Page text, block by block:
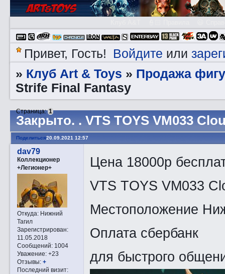
Привет, Гость! Войдите или
» Клуб Art & Toys » Продажа
Strife Final Fantasy
Закрытo. . VTS TOYS VM033
Страница:1
Поделиться20.09.2021 12:57
dav79
Коллекционер
+Легионер+
Откуда:Нижний
Тагил
Зарегистрирован:
11.05.2018
Сообщений:1004
Уважение: +23
Отзывы: +
Последний визит:
Цена 18000р
VTS TOYS VM033
Местоположение
Оплата сбербанк
для быстрого